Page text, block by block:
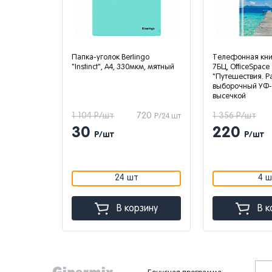
Папка-уголок Berlingo
"Instinct", А4, 330мкм, мятный
720 Р/24 шт
1 104 Р/шт
30 Р/шт
24 шт
В корзину
Телефонная
7БЦ, OfficeSpace
"Путешествия.
выборочный УФ-
высечкой
1 356 Р/шт
220 Р/шт
4
В